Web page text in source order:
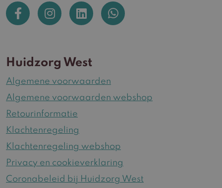
Huidzorg West
Algemene voorwaarden
Algemene voorwaarden webshop
Retourinformatie
Klachtenregeling
Klachtenregeling webshop
Privacy en cookieverklaring
Coronabeleid bij Huidzorg West